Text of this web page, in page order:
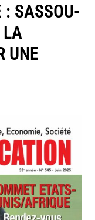
: SASSOU-
LA
UNE